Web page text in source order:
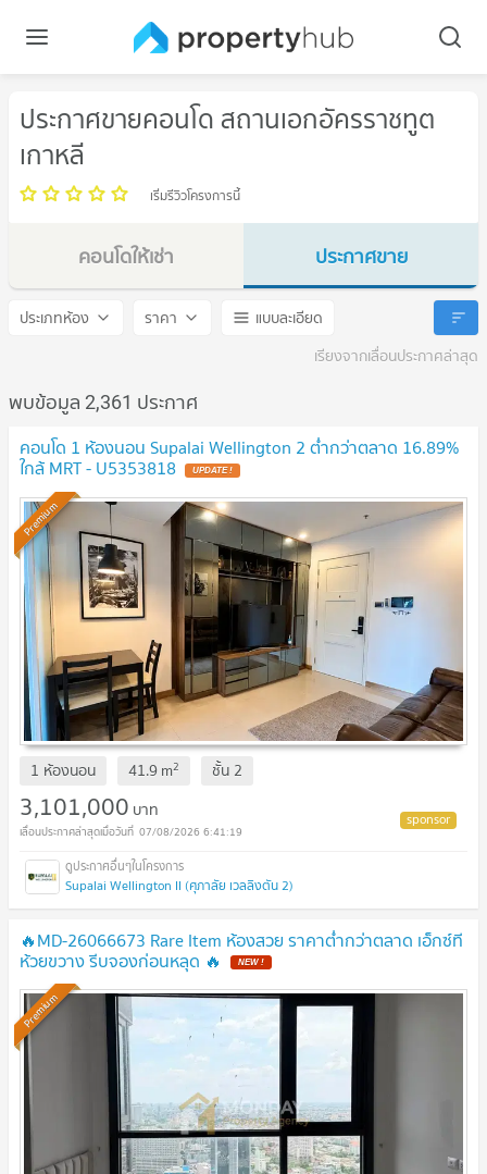
ประกาศขายคอนโด สถานเอกอัครราชทูต
เกาหลี
เริ่มรีวิวโครงการนี้
คอนโดให้เช่า
สถานเอกอัครราชทูตเกาหลี
ประกาศขาย
สถานเอกอัครราชทูตเกาหลี
ประเภทห้อง ราคา
แบบละเอียด
เรียงจากเลื่อนประกาศล่าสุด
พบข้อมูล 2,361 ประกาศ
คอนโด 1 ห้องนอน Supalai Wellington 2 ต่ำกว่าตลาด 16.89%
ใกล้ MRT - U5353818 UPDATE !
Premium
1 ห้องนอน 41.9 m2 ชั้น 2
3,101,000 บาท
07/08/2026 6:41:19
Supalai Wellington II (ศุภาลัย เวลลิงตัน 2)
🔥MD-26066673 Rare Item ห้องสวย ราคาต่ำกว่าตลาด เอ็กซ์ที
ห้วยขวาง รีบจองก่อนหลุด 🔥 NEW !
Premium